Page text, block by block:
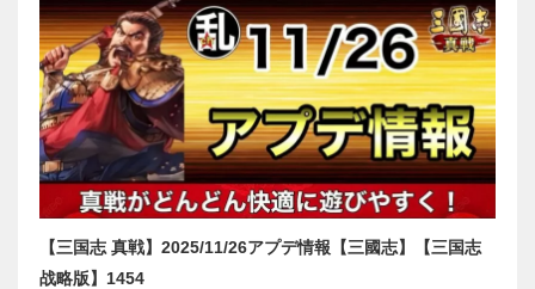
【三国志 真戦】2025/11/26アプデ情報【三國志】【三国志
战略版】1454